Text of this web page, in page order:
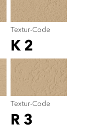
Textur-Code
K 2
Textur-Code
R 3